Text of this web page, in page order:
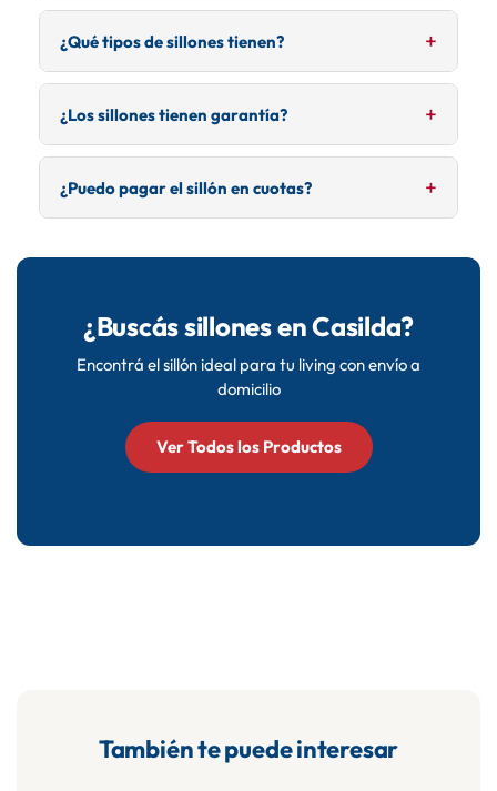
transporte.
Modelos a pedido pueden demorar entre 15-30 días
hábiles.
¿Qué tipos de sillones tienen?
reclinables, individuales y premium. Variedad de
colores y tapizados para elegir.
¿Los sillones tienen garantía?
fábrica. Trabajamos con las mejores marcas
nacionales para asegurar calidad y durabilidad.
¿Puedo pagar el sillón en cuotas?
¿Buscás sillones en Casilda?
Encontrá el sillón ideal para tu living con envío a
domicilio
Ver Todos los Productos
También te puede interesar